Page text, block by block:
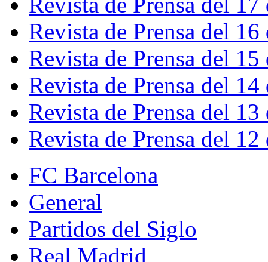
Revista de Prensa del
Revista de Prensa del
Revista de Prensa del
Revista de Prensa del
Revista de Prensa del
FC Barcelona
General
Partidos del Siglo
Real Madrid